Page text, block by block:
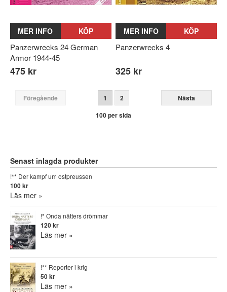
MER INFO KÖP
Panzerwrecks 24 German
Armor 1944-45
475 kr
MER INFO KÖP
Panzerwrecks 4
325 kr
Föregående 1 2
Nästa
100 per sida
Senast inlagda produkter
!** Der kampf um ostpreussen
100 kr
Läs mer »
!* Onda nätters drömmar
120 kr
Läs mer »
!** Reporter i krig
50 kr
Läs mer »